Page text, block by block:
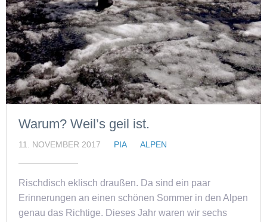
Warum? Weil’s geil ist.
11. NOVEMBER 2017 PIA ALPEN
Rischdisch eklisch draußen. Da sind ein paar
Erinnerungen an einen schönen Sommer in den Alpen
genau das Richtige. Dieses Jahr waren wir sechs